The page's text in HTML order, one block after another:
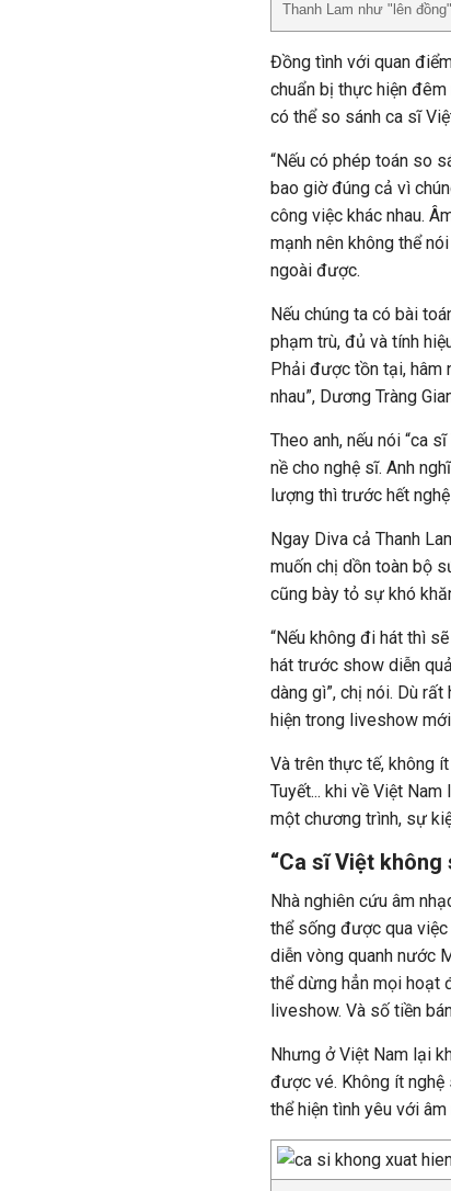
Thanh Lam như "lên
Đồng tình với quan
chuẩn bị thực hiện
có thể so sánh ca sĩ
“Nếu có phép toán so
bao giờ đúng cả vì
công việc khác nhau.
mạnh nên không thể
ngoài được.
Nếu chúng ta có bài
phạm trù, đủ và tính
Phải được tồn tại, hâm
nhau”, Dương Tràng
Theo anh, nếu nói “ca
nề cho nghệ sĩ. Anh
lượng thì trước hết
Ngay Diva cả Thanh
muốn chị dồn toàn bộ
cũng bày tỏ sự khó
“Nếu không đi hát thì
hát trước show diễn
dàng gì”, chị nói. Dù
hiện trong liveshow
Và trên thực tế, không
Tuyết... khi về Việt
một chương trình, sự
“Ca sĩ Việt
Nhà nghiên cứu âm
thể sống được qua
diễn vòng quanh nước
thể dừng hẳn mọi hoạt
liveshow. Và số tiền
Nhưng ở Việt Nam lại
được vé. Không ít
thể hiện tình yêu với âm